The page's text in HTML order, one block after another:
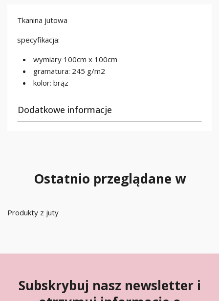
Tkanina jutowa
specyfikacja:
wymiary 100cm x 100cm
gramatura: 245 g/m2
kolor: brąz
Dodatkowe informacje
Ostatnio przeglądane w
Produkty z juty
Subskrybuj nasz newsletter i